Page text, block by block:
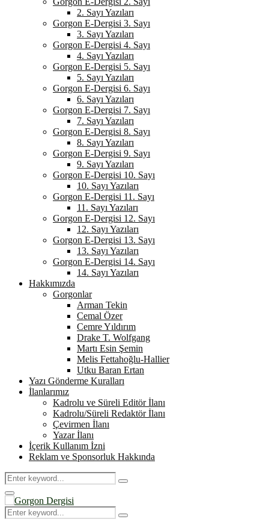
2. Sayı Yazıları
Gorgon E-Dergisi 3. Sayı
3. Sayı Yazıları
Gorgon E-Dergisi 4. Sayı
4. Sayı Yazıları
Gorgon E-Dergisi 5. Sayı
5. Sayı Yazıları
Gorgon E-Dergisi 6. Sayı
6. Sayı Yazıları
Gorgon E-Dergisi 7. Sayı
7. Sayı Yazıları
Gorgon E-Dergisi 8. Sayı
8. Sayı Yazıları
Gorgon E-Dergisi 9. Sayı
9. Sayı Yazıları
Gorgon E-Dergisi 10. Sayı
10. Sayı Yazıları
Gorgon E-Dergisi 11. Sayı
11. Sayı Yazıları
Gorgon E-Dergisi 12. Sayı
12. Sayı Yazıları
Gorgon E-Dergisi 13. Sayı
13. Sayı Yazıları
Gorgon E-Dergisi 14. Sayı
14. Sayı Yazıları
Hakkımızda
Gorgonlar
Arman Tekin
Cemal Özer
Cemre Yıldırım
Drake T. Wolfgang
Martı Esin Şemin
Melis Fettahoğlu-Hallier
Utku Baran Ertan
Yazı Gönderme Kuralları
İlanlarımız
Kadrolu ve Süreli Editör İlanı
Kadrolu/Süreli Redaktör İlanı
Çevirmen İlanı
Yazar İlanı
İçerik Kullanım İzni
Reklam ve Sponsorluk Hakkında
Search
for:
Search
Primary
Menu
Search
for:
Search